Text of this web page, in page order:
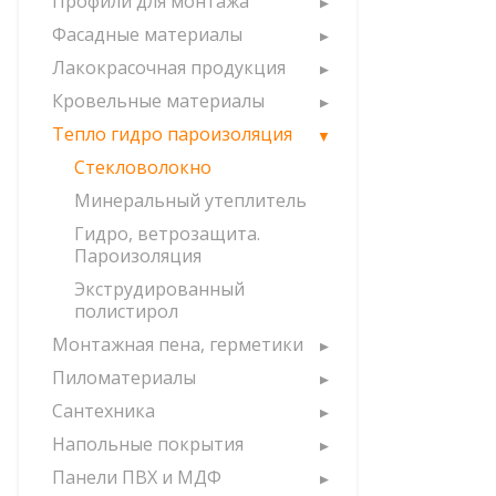
Фасадные материалы
Лакокрасочная продукция
Кровельные материалы
Тепло гидро пароизоляция
Стекловолокно
Минеральный утеплитель
Гидро, ветрозащита.
Пароизоляция
Экструдированный
полистирол
Монтажная пена, герметики
Пиломатериалы
Сантехника
Напольные покрытия
Панели ПВХ и МДФ